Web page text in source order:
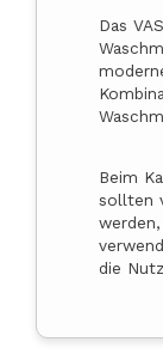
Das
Beim
sollten
die